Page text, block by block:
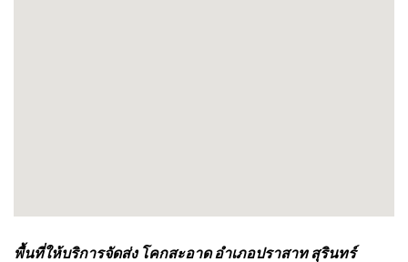
พื้นที่ให้บริการจัดส่ง โคกสะอาด อำเภอปราสาท สุรินทร์